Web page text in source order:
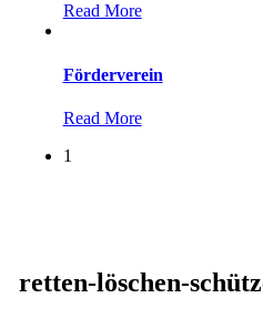
Read More
Förderverein
Read More
1
retten-löschen-